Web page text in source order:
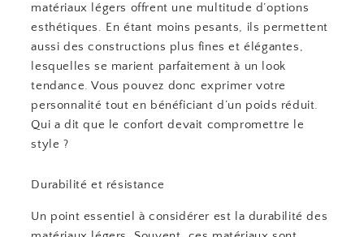
matériaux légers offrent une multitude d’options
esthétiques. En étant moins pesants, ils permettent
aussi des constructions plus fines et élégantes,
lesquelles se marient parfaitement à un look
tendance. Vous pouvez donc exprimer votre
personnalité tout en bénéficiant d’un poids réduit.
Qui a dit que le confort devait compromettre le
style ?
Durabilité et résistance
Un point essentiel à considérer est la durabilité des